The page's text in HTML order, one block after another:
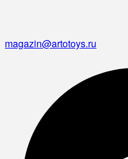
magazin@artotoys.ru